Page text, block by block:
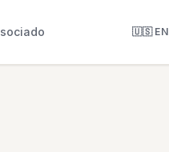
🇺🇸 EN